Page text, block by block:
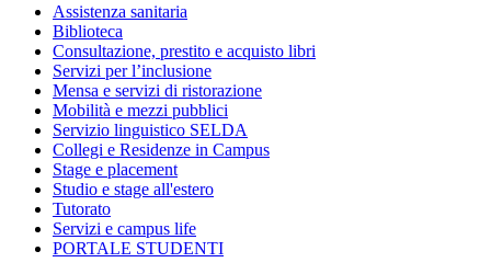
Assistenza sanitaria
Biblioteca
Consultazione, prestito e acquisto libri
Servizi per l’inclusione
Mensa e servizi di ristorazione
Mobilità e mezzi pubblici
Servizio linguistico SELDA
Collegi e Residenze in Campus
Stage e placement
Studio e stage all'estero
Tutorato
Servizi e campus life
PORTALE STUDENTI